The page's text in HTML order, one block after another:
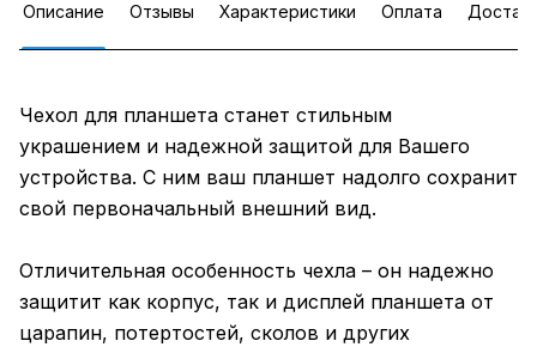
Описание Отзывы Характеристики Оплата
Чехол для планшета станет стильным
украшением и надежной защитой для Вашего
устройства. С ним ваш планшет надолго сохранит
свой первоначальный внешний вид.
Отличительная особенность чехла – он надежно
защитит как корпус, так и дисплей планшета от
царапин, потертостей, сколов и других